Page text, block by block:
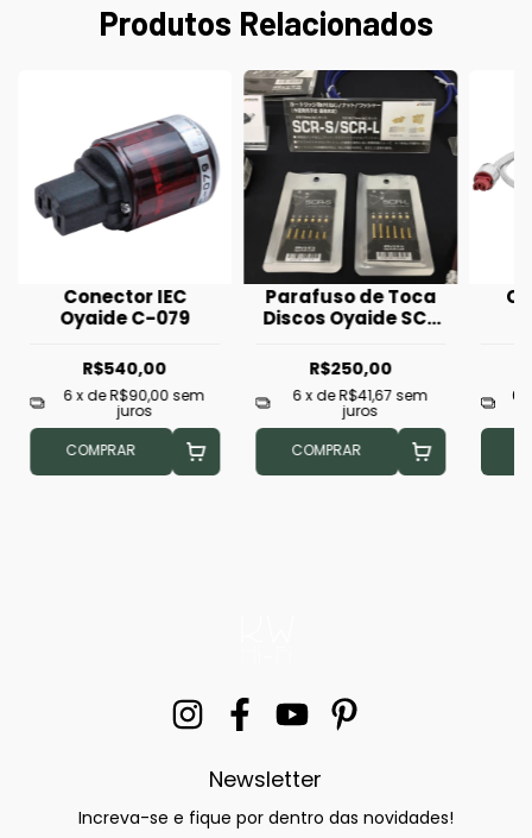
Produtos Relacionados
Conector IEC
Oyaide C-079
R$540,00
6 x deR$90,00 sem
juros
COMPRAR
Parafuso de Toca
Discos Oyaide SCR
R$250,00
6x deR$41,67 sem
juros
COMPRAR
6
Newsletter
Increva-se e fique por dentro das novidades!